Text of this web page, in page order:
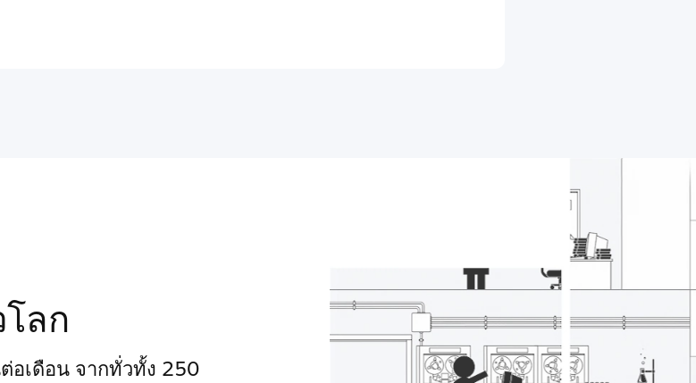
ลก
อเดือน จากทั่วทั้ง 250